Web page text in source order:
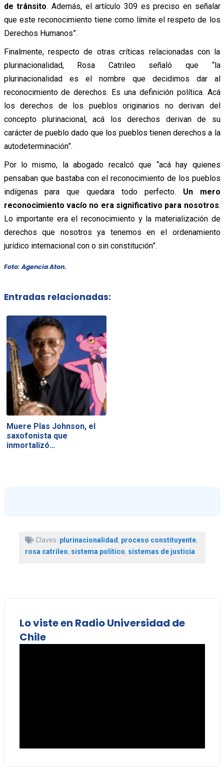
de tránsito. Además, el artículo 309 es preciso en señalar
que este reconocimiento tiene como límite el respeto de los
Derechos Humanos”.
Finalmente, respecto de otras críticas relacionadas con la
plurinacionalidad, Rosa Catrileo señaló que “la
plurinacionalidad es el nombre que decidimos dar al
reconocimiento de derechos. Es una definición política. Acá
los derechos de los pueblos originarios no derivan del
concepto plurinacional, acá los derechos derivan de su
carácter de pueblo dado que los pueblos tienen derechos a la
autodeterminación”.
Por lo mismo, la abogado recalcó que “acá hay quienes
pensaban que bastaba con el reconocimiento de los pueblos
indígenas para que quedara todo perfecto. Un mero
reconocimiento vacío no era significativo para nosotros.
Lo importante era el reconocimiento y la materialización de
derechos que nosotros ya tenemos en el ordenamiento
jurídico internacional con o sin constitución”.
Foto: Agencia Aton.
Entradas relacionadas:
Muere Plas Johnson, el
saxofonista que
inmortalizó…
Claves: plurinacionalidad , proceso constituyente,
rosa catrileo, sistema político, sistemas de justicia
Lo viste en Radio Universidad de
Chile